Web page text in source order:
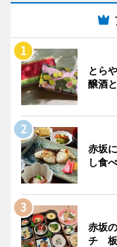
とら
醸酒
赤坂
し食
赤坂
チ 板